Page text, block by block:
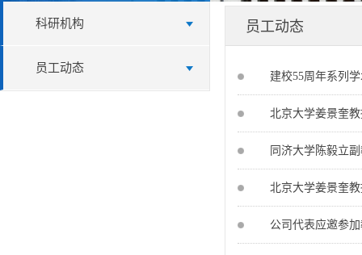
科研机构
员工动态
员工动态
建校55周年系列
北京大学姜景奎
同济大学陈毅立
北京大学姜景奎
公司代表应邀参